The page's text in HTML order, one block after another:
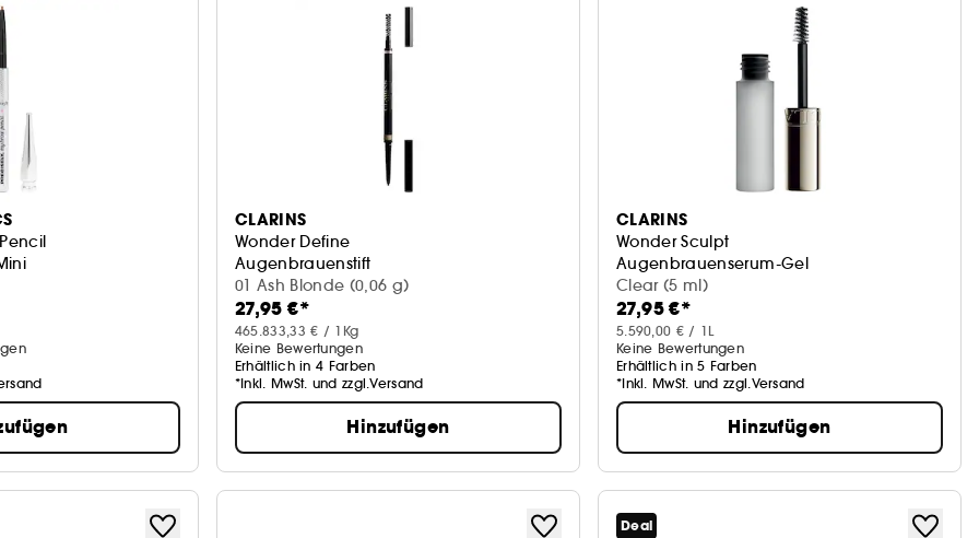
CLARINS
Wonder Define
Augenbrauenstift
01 Ash Blonde (0,06 g)
27,95 €*
465.833,33 € / 1Kg
Keine Bewertungen
Erhältlich in 4 Farben
*Inkl. MwSt. und zzgl.Versand
Hinzufügen
CLARINS
Wonder Sculpt
Augenbrauenserum-Gel
Clear (5 ml)
27,95 €*
5.590,00 € / 1L
Keine Bewertungen
Erhältlich in 5 Farben
*Inkl. MwSt. und zzgl.Versand
Hinzufügen
Deal